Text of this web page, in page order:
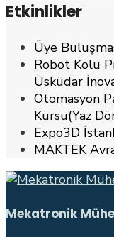
Etkinlikler
Üye
Robot Kolu
Üsküdar
Otomasyon
Kursu(Yaz
Expo3D
MAKTEK
Mekatronik